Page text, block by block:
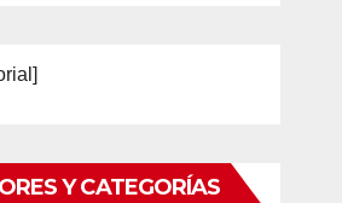
Y CATEGORÍAS